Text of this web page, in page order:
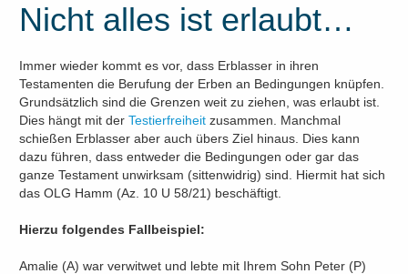
Nicht alles ist erlaubt…
Immer wieder kommt es vor, dass Erblasser in ihren
Testamenten die Berufung der Erben an Bedingungen knüpfen.
Grundsätzlich sind die Grenzen weit zu ziehen, was erlaubt ist.
Dies hängt mit derTestierfreiheit zusammen. Manchmal
schießen Erblasser aber auch übers Ziel hinaus. Dies kann
dazu führen, dass entweder die Bedingungen oder gar das
ganze Testament unwirksam (sittenwidrig) sind. Hiermit hat sich
das OLG Hamm (Az. 10 U 58/21) beschäftigt.
Hierzu folgendes Fallbeispiel:
Amalie (A) war verwitwet und lebte mit Ihrem Sohn Peter (P)